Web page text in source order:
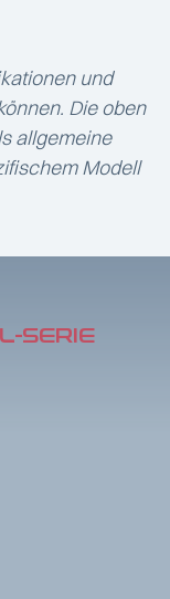
und
Die oben
allgemeine
Modell
SERIE